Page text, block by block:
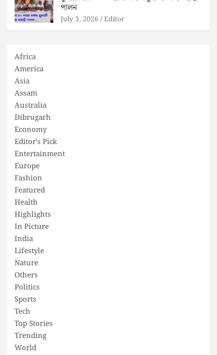
পালন
July 3, 2026 Editor
Africa
America
Asia
Assam
Australia
Dibrugarh
Economy
Editor's Pick
Entertainment
Europe
Fashion
Featured
Health
Highlights
In Picture
India
Lifestyle
Nature
Others
Politics
Sports
Tech
Top Stories
Trending
World